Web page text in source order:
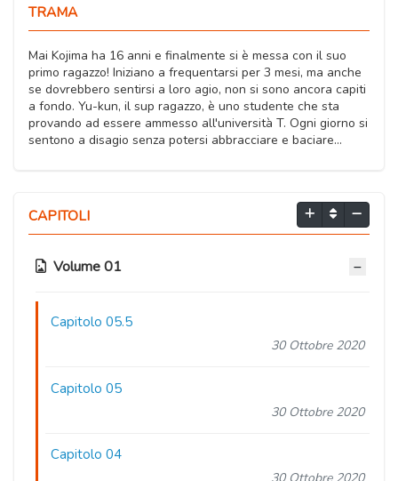
TRAMA
Mai Kojima ha 16 anni e finalmente si è messa con il suo
primo ragazzo! Iniziano a frequentarsi per 3 mesi, ma anche
se dovrebbero sentirsi a loro agio, non si sono ancora capiti
a fondo. Yu-kun, il sup ragazzo, è uno studente che sta
provando ad essere ammesso all'università T. Ogni giorno si
sentono a disagio senza potersi abbracciare e baciare...
CAPITOLI
Volume 01
Capitolo 05.5
30 Ottobre 2020
Capitolo 05
30 Ottobre 2020
Capitolo 04